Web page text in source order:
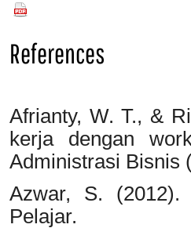
PDF
References
Afrianty, W. T., &
kerja dengan
Administrasi Bisnis
Azwar, S. (2012).
Pelajar.